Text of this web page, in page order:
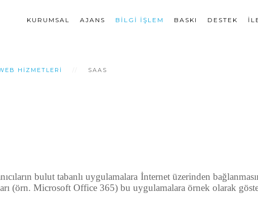
KURUMSAL AJANS BILGI İŞLEM BASKI DESTEK
HIZMETLERI SAAS
bulut tabanlı uygulamalara İnternet üzerinden
(örn. Microsoft Office 365) bu uygulamalara örnek olarak